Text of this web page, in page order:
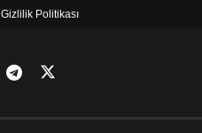
Gizlilik Politikası